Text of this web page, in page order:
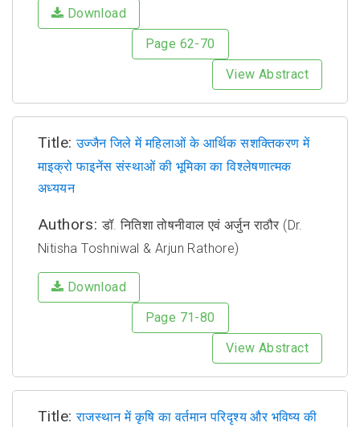
Download
Page 62-70
View Abstract
Title:उज्जैन जिले में महिलाओं के आर्थिक सशक्तिकरण में
माइक्रो फाइनेंस संस्थाओं की भूमिका का विश्लेषणात्मक
अध्ययन
Authors:डॉ. नितिशा तोषनीवाल एवं अर्जुन राठौर (Dr.
Nitisha Toshniwal & Arjun Rathore)
Download
Page 71-80
View Abstract
Title:राजस्थान में कृषि का वर्तमान परिदृश्य और भविष्य की